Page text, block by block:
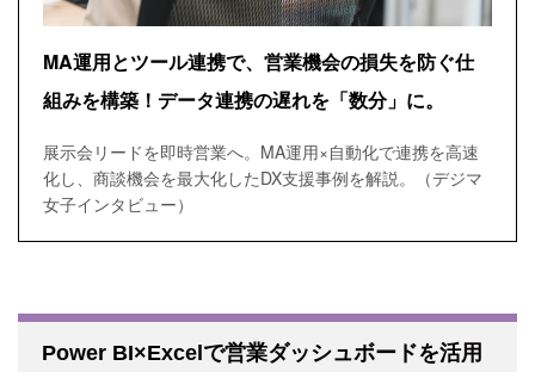
MA運用とツール連携で、営業機会の損失を防ぐ仕
組みを構築！データ連携の遅れを「数分」に。
展示会リードを即時営業へ。MA運用×自動化で連携を高速
化し、商談機会を最大化したDX支援事例を解説。（デジマ
女子インタビュー）
Power BI×Excelで営業ダッシュボードを活用